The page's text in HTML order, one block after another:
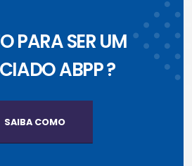
PARA SER UM
ABPP ?
SAIBA COMO